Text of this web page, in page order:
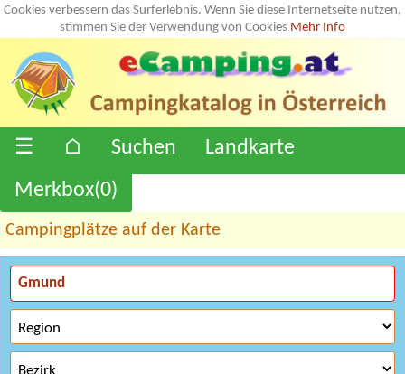
Cookies verbessern das Surferlebnis. Wenn Sie diese Internetseite nutzen,
stimmen Sie der Verwendung von Cookies Mehr Info
☰ ⌂ Suchen
Landkarte
Merkbox(0)
Campingplätze auf der Karte